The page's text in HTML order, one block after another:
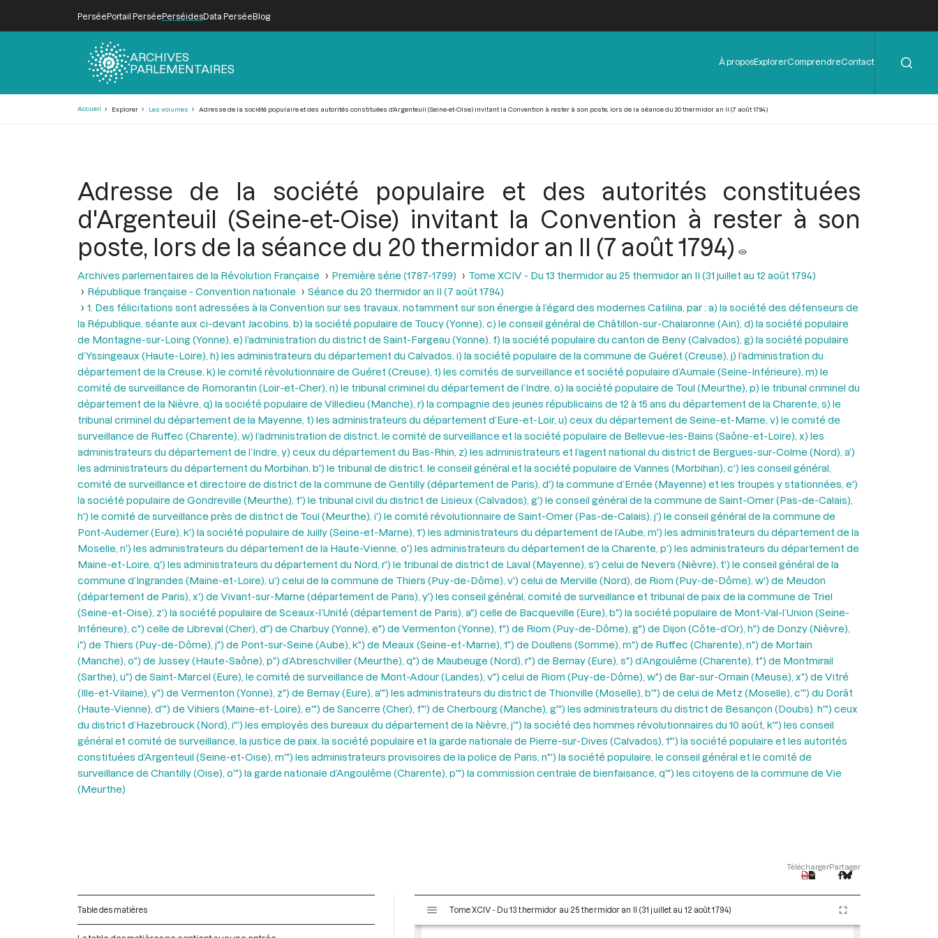
PerséePortail PerséePerséidesData PerséeBlog
ARCHIVES
PARLEMENTAIRES
Menu
de
À proposExplorerComprendreContact
Accueil Explorer Les volumes Adresse de la société populaire et des autorités constituées d'Argenteuil (Seine-et-Oise) invitant la Convention à rester à son poste, lors de la séance du 20 thermidor an II (7 août 1794)
Adresse de la société populaire et des autorités constituées
d'Argenteuil (Seine-et-Oise) invitant la Convention à rester à son
poste, lors de la séance du 20 thermidor an II (7 août 1794)
Archives parlementaires de la Révolution Française Première série (1787-1799)
Tome XCIV - Du 13 thermidor au 25 thermidor an II (31 juillet au 12 août 1794)
République française - Convention nationale
Séance du 20 thermidor an II (7 août 1794)
1. Des félicitations sont adressées à la Convention sur ses travaux, notamment sur son énergie à l’égard des modernes Catilina, par : a) la société des défenseurs de
la République, séante aux ci-devant Jacobins, b) la société populaire de Toucy (Yonne), c) le conseil général de Châtillon-sur-Chalaronne (Ain), d) la société populaire
de Montagne-sur-Loing (Yonne), e) l’administration du district de Saint-Fargeau (Yonne), f) la société populaire du canton de Beny (Calvados), g) la société populaire
d’Yssingeaux (Haute-Loire), h) les administrateurs du département du Calvados, i) la société populaire de la commune de Guéret (Creuse), j) l’administration du
département de la Creuse, k) le comité révolutionnaire de Guéret (Creuse), 1) les comités de surveillance et société populaire d’Aumale (Seine-Inférieure), m) le
comité de surveillance de Romorantin (Loir-et-Cher), n) le tribunal criminel du département de l’Indre, o) la société populaire de Toul (Meurthe), p) le tribunal criminel du
département de la Nièvre, q) la société populaire de Villedieu (Manche), r) la compagnie des jeunes républicains de 12 à 15 ans du département de la Charente, s) le
tribunal criminel du département de la Mayenne, t) les administrateurs du département d’Eure-et-Loir, u) ceux du département de Seine-et-Marne, v) le comité de
surveillance de Ruffec (Charente), w) l’administration de district, le comité de surveillance et la société populaire de Bellevue-les-Bains (Saône-et-Loire), x) les
administrateurs du département de l’Indre, y) ceux du département du Bas-Rhin, z) les administrateurs et l’agent national du district de Bergues-sur-Colme (Nord), a')
les administrateurs du département du Morbihan, b') le tribunal de district, le conseil général et la société populaire de Vannes (Morbihan), c') les conseil général,
comité de surveillance et directoire de district de la commune de Gentilly (département de Paris), d') la commune d’Ernée (Mayenne) et les troupes y stationnées, e')
la société populaire de Gondreville (Meurthe), f') le tribunal civil du district de Lisieux (Calvados), g') le conseil général de la commune de Saint-Omer (Pas-de-Calais),
h') le comité de surveillance près de district de Toul (Meurthe), i') le comité révolutionnaire de Saint-Omer (Pas-de-Calais), j') le conseil général de la commune de
Pont-Audemer (Eure), k') la société populaire de Juilly (Seine-et-Marne), 1') les administrateurs du département de l’Aube, m') les administrateurs du département de la
Moselle, n') les administrateurs du département de la Haute-Vienne, o') les administrateurs du département de la Charente, p') les administrateurs du département de
Maine-et-Loire, q') les administrateurs du département du Nord, r') le tribunal de district de Laval (Mayenne), s') celui de Nevers (Nièvre), t') le conseil général de la
commune d’Ingrandes (Maine-et-Loire), u') celui de la commune de Thiers (Puy-de-Dôme), v') celui de Merville (Nord), de Riom (Puy-de-Dôme), w') de Meudon
(département de Paris), x') de Vivant-sur-Marne (département de Paris), y') les conseil général, comité de surveillance et tribunal de paix de la commune de Triel
(Seine-et-Oise), z') la société populaire de Sceaux-l’Unité (département de Paris), a") celle de Bacqueville (Eure), b") la société populaire de Mont-Val-l’Union (Seine-
Inférieure), c") celle de Libreval (Cher), d") de Charbuy (Yonne), e") de Vermenton (Yonne), f") de Riom (Puy-de-Dôme), g") de Dijon (Côte-d’Or), h") de Donzy (Nièvre),
i") de Thiers (Puy-de-Dôme), j") de Pont-sur-Seine (Aube), k") de Meaux (Seine-et-Marne), 1") de Doullens (Somme), m") de Ruffec (Charente), n") de Mortain
(Manche), o") de Jussey (Haute-Saône), p") d’Abreschviller (Meurthe), q") de Maubeuge (Nord), r") de Bernay (Eure), s") d’Angoulême (Charente), t") de Montmirail
(Sarthe), u") de Saint-Marcel (Eure), le comité de surveillance de Mont-Adour (Landes), v") celui de Riom (Puy-de-Dôme), w") de Bar-sur-Ornain (Meuse), x") de Vitré
(Ille-et-Vilaine), y") de Vermenton (Yonne), z") de Bernay (Eure), a'") les administrateurs du district de Thionville (Moselle), b'") de celui de Metz (Moselle), c'") du Dorât
(Haute-Vienne), d'") de Vihiers (Maine-et-Loire), e'") de Sancerre (Cher), f"') de Cherbourg (Manche), g'") les administrateurs du district de Besançon (Doubs). h'") ceux
du district d’Hazebrouck (Nord), i"') les employés des bureaux du département de la Nièvre, j'") la société des hommes révolutionnaires du 10 août, k'") les conseil
général et comité de surveillance, la justice de paix, la société populaire et la garde nationale de Pierre-sur-Dives (Calvados), 1"') la société populaire et les autorités
constituées d’Argenteuil (Seine-et-Oise), m'") les administrateurs provisoires de la police de Paris, n"') la société populaire, le conseil général et le comité de
surveillance de Chantilly (Oise), o'") la garde nationale d’Angoulême (Charente), p'") la commission centrale de bienfaisance, q'") les citoyens de la commune de Vie
(Meurthe)
TéléchargerPartager
Table des matières
s
Tome XCIV - Du 13 thermidor au 25 thermidor an II (31 juillet au 12 août 1794)